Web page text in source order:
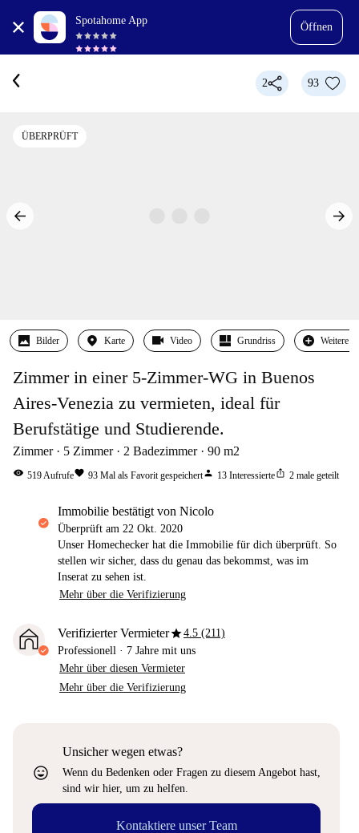
Spotahome App
Öffnen
2 93
ÜBERPRÜFT
Bilder Karte Video Grundriss Weitere
Zimmer in einer 5-Zimmer-WG in Buenos
Aires-Venezia zu vermieten, ideal für
Berufstätige und Studierende.
Zimmer 5 Zimmer 2 Badezimmer 90 m2
visibility 519Aufrufefavorite 93 Mal als Favorit gespeichertperson 13 Interessierteios_share 2 male geteilt
Immobilie bestätigt von Nicolo
Überprüft am 22 Okt. 2020
Unser Homechecker hat die Immobilie für dich überprüft. So
stellen wir sicher, dass du genau das bekommst, was im
Inserat zu sehen ist.
Mehr über die Verifizierung
Verifizierter Vermieterstar4.5 (211)
Professionell · 7 Jahre mit uns
Mehr über diesen Vermieter
Mehr über die Verifizierung
sentiment_very_satisfied
Unsicher wegen etwas?
Wenn du Bedenken oder Fragen zu diesem Angebot hast,
sind wir hier, um zu helfen.
Kontaktiere unser Team